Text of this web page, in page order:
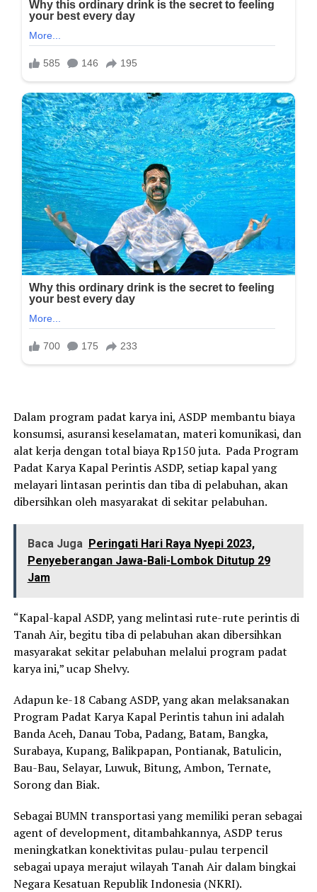
Dalam program padat karya ini, ASDP membantu biaya
konsumsi, asuransi keselamatan, materi komunikasi, dan
alat kerja dengan total biaya Rp150 juta. Pada Program
Padat Karya Kapal Perintis ASDP, setiap kapal yang
melayari lintasan perintis dan tiba di pelabuhan, akan
dibersihkan oleh masyarakat di sekitar pelabuhan.
Baca Juga Peringati Hari Raya Nyepi 2023,
Penyeberangan Jawa-Bali-Lombok Ditutup 29
Jam
“Kapal-kapal ASDP, yang melintasi rute-rute perintis di
Tanah Air, begitu tiba di pelabuhan akan dibersihkan
masyarakat sekitar pelabuhan melalui program padat
karya ini,” ucap Shelvy.
Adapun ke-18 Cabang ASDP, yang akan melaksanakan
Program Padat Karya Kapal Perintis tahun ini adalah
Banda Aceh, Danau Toba, Padang, Batam, Bangka,
Surabaya, Kupang, Balikpapan, Pontianak, Batulicin,
Bau-Bau, Selayar, Luwuk, Bitung, Ambon, Ternate,
Sorong dan Biak.
Sebagai BUMN transportasi yang memiliki peran sebagai
agent of development, ditambahkannya, ASDP terus
meningkatkan konektivitas pulau-pulau terpencil
sebagai upaya merajut wilayah Tanah Air dalam bingkai
Negara Kesatuan Republik Indonesia (NKRI).